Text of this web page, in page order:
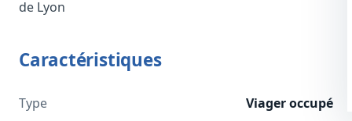
de Lyon
Caractéristiques
Type Viager occupé